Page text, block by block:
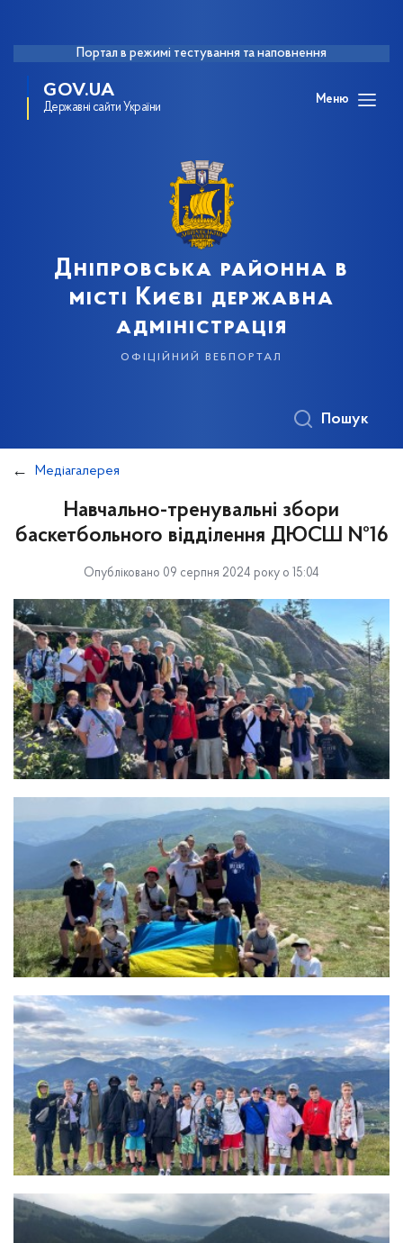
Портал в режимі тестування та наповнення
GOV.UA
Державні сайти України
Меню
Дніпровська районна в
місті Києві державна
адміністрація
офіційний вебпортал
Пошук
Медіагалерея
Навчально-тренувальні збори
баскетбольного відділення ДЮСШ №16
Опубліковано 09 серпня 2024 року о 15:04